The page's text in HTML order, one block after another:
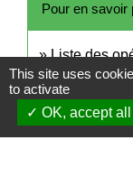
Pour en savoir
Liste des
combattant
Legifrance
Accords
This site uses
to activate
OK, accept all